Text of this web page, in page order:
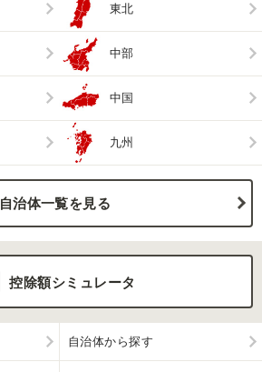
東北
中部
中国
九州
自治体一覧を見る
控除額シミュレータ
自治体から探す